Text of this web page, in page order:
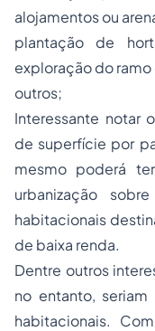
alojamentos ou
plantação de
exploração do
outros;
Interessante notar
de superfície por
mesmo poderá
urbanização
habitacionais
de baixa renda.
Dentre outros
no entanto,
habitacionais.